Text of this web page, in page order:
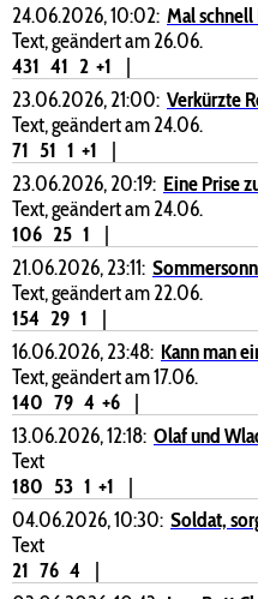
24.06.2026, 10:02: Mal
Text, geändert am 26.06.
431 41 2 +1
|
23.06.2026, 21:00: Verkürzte
Text, geändert am 24.06.
71 51 1 +1
|
23.06.2026, 20:19: Eine Prise
Text, geändert am 24.06.
106 25 1
|
21.06.2026, 23:11:
Text, geändert am 22.06.
154 29 1
|
16.06.2026, 23:48: Kann man
Text, geändert am 17.06.
140 79 4 +6
|
13.06.2026, 12:18: Olaf und
Text
180 53 1 +1
|
04.06.2026, 10:30: Soldat,
Text
21 76 4
|